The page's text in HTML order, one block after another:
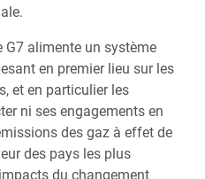
G7 alimente un système
en premier lieu sur les
et en particulier les
ni ses engagements en
des gaz à effet de
des pays les plus
du changement